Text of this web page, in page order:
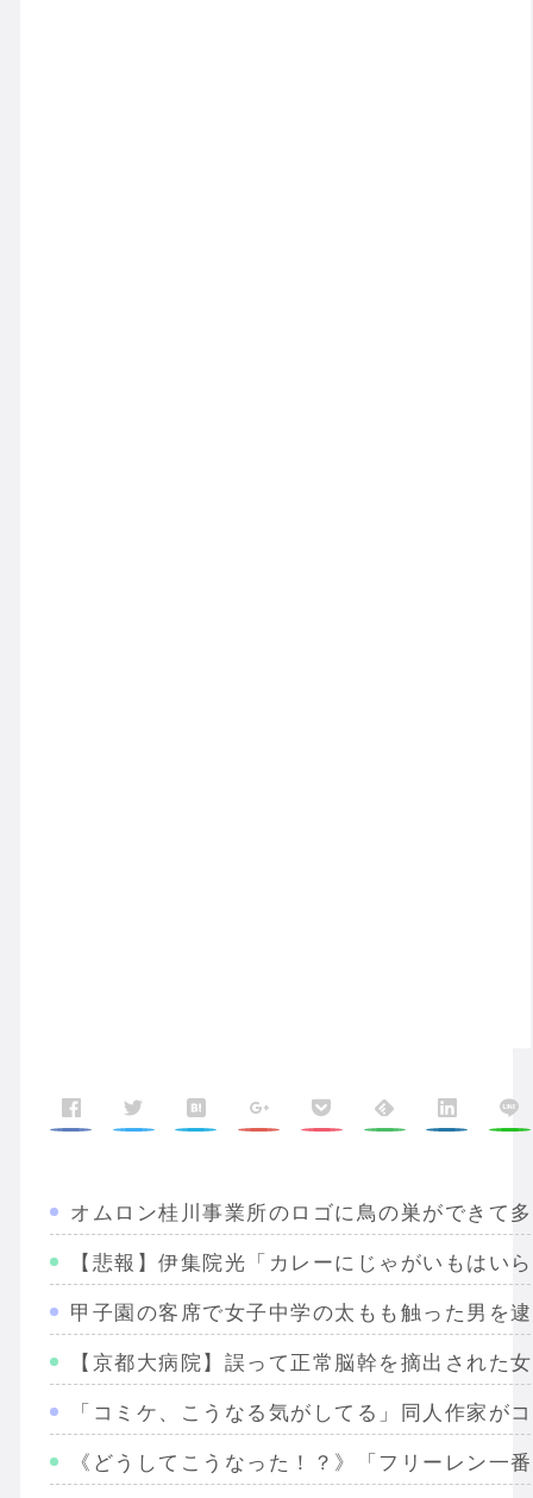
オムロン桂川事業所のロゴに鳥の巣ができて
【悲報】伊集院光「カレーにじゃがいもはい
甲子園の客席で女子中学の太もも触った男を
【京都大病院】誤って正常脳幹を摘出された
「コミケ、こうなる気がしてる」同人作家
《どうしてこうなった！？》「フリーレン